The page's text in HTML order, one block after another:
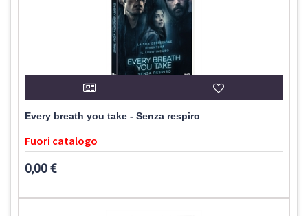
Every breath you take - Senza respiro
Fuori catalogo
0,00 €